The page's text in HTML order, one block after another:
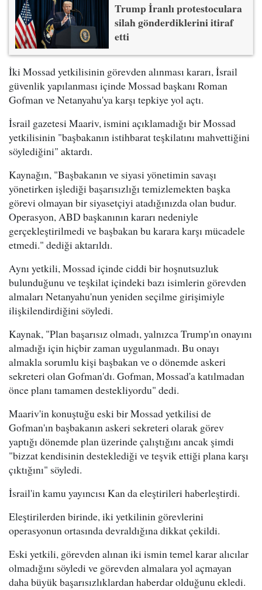
Trump İranlı protestoculara
silah gönderdiklerini itiraf
etti
İki Mossad yetkilisinin görevden alınması kararı, İsrail
güvenlik yapılanması içinde Mossad başkanı Roman
Gofman ve Netanyahu'ya karşı tepkiye yol açtı.
İsrail gazetesi Maariv, ismini açıklamadığı bir Mossad
yetkilisinin "başbakanın istihbarat teşkilatını mahvettiğini
söylediğini" aktardı.
Kaynağın, "Başbakanın ve siyasi yönetimin savaşı
yönetirken işlediği başarısızlığı temizlemekten başka
görevi olmayan bir siyasetçiyi atadığınızda olan budur.
Operasyon, ABD başkanının kararı nedeniyle
gerçekleştirilmedi ve başbakan bu karara karşı mücadele
etmedi." dediği aktarıldı.
Aynı yetkili, Mossad içinde ciddi bir hoşnutsuzluk
bulunduğunu ve teşkilat içindeki bazı isimlerin görevden
almaları Netanyahu'nun yeniden seçilme girişimiyle
ilişkilendirdiğini söyledi.
Kaynak, "Plan başarısız olmadı, yalnızca Trump'ın onayını
almadığı için hiçbir zaman uygulanmadı. Bu onayı
almakla sorumlu kişi başbakan ve o dönemde askeri
sekreteri olan Gofman'dı. Gofman, Mossad'a katılmadan
önce planı tamamen destekliyordu" dedi.
Maariv'in konuştuğu eski bir Mossad yetkilisi de
Gofman'ın başbakanın askeri sekreteri olarak görev
yaptığı dönemde plan üzerinde çalıştığını ancak şimdi
"bizzat kendisinin desteklediği ve teşvik ettiği plana karşı
çıktığını" söyledi.
İsrail'in kamu yayıncısı Kan da eleştirileri haberleştirdi.
Eleştirilerden birinde, iki yetkilinin görevlerini
operasyonun ortasında devraldığına dikkat çekildi.
Eski yetkili, görevden alınan iki ismin temel karar alıcılar
olmadığını söyledi ve görevden almalara yol açmayan
daha büyük başarısızlıklardan haberdar olduğunu ekledi.